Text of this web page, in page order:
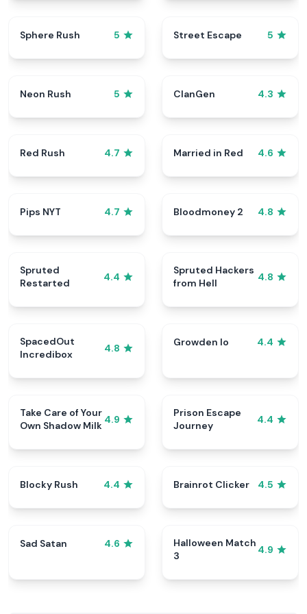
Sphere Rush 5 Street Escape 5
Neon Rush 5 ClanGen 4.3
Red Rush 4.7 Married in Red 4.6
Pips NYT 4.7 Bloodmoney 2 4.8
Spruted
Restarted
4.4
Spruted Hackers
from Hell
4.8
SpacedOut
Incredibox
4.8
Growden Io 4.4
Take Care of Your
Own Shadow Milk 4.9
Prison Escape
Journey
4.4
Blocky Rush 4.4 Brainrot Clicker 4.5
Sad Satan 4.6
Halloween Match
3
4.9